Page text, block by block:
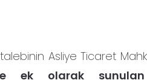
Asliye Ticaret
ek olarak